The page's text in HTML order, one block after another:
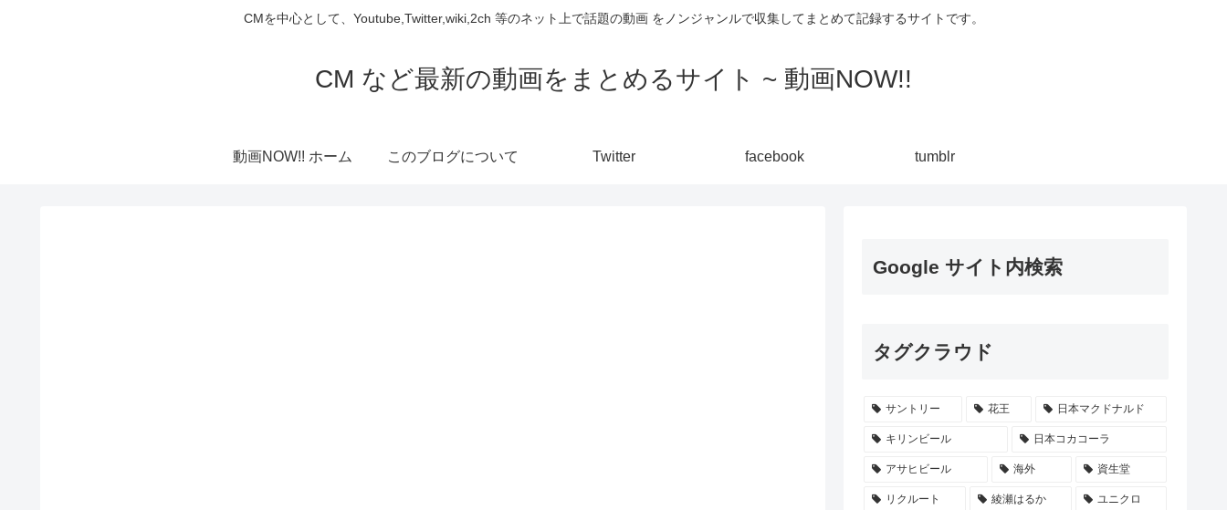
CMを中心として、Youtube,Twitter,wiki,2ch 等のネット上で話題の動画 をノンジャンルで収集してまとめて記録するサイトです。
CM など最新の動画をまとめるサイト ~ 動画NOW!!
動画NOW!! ホーム このブログについて Twitter facebook tumblr
Google サイト内検索
タグクラウド
サントリー 花王 日本マクドナルド
キリンビール 日本コカコーラ
アサヒビール 海外 資生堂
リクルート 綾瀬はるか ユニクロ